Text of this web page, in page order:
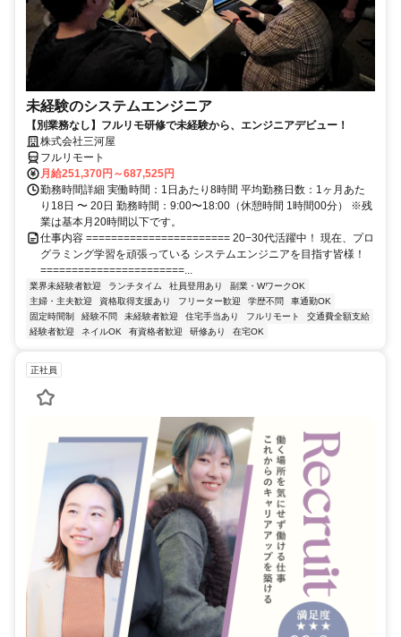
未経験のシステムエンジニア
【別業務なし】フルリモ研修で未経験から、エンジニアデビュー！
株式会社三河屋
フルリモート
月給251,370円～687,525円
勤務時間詳細 実働時間：1日あたり8時間 平均勤務日数：1ヶ月あた
り18日 〜 20日 勤務時間：9:00〜18:00（休憩時間 1時間00分） ※残
業は基本月20時間以下です。
仕事内容 ======================= 20−30代活躍中！ 現在、プロ
グラミング学習を頑張っている システムエンジニアを目指す皆様！
=======================...
業界未経験者歓迎 ランチタイム 社員登用あり
副業・WワークOK
主婦・主夫歓迎
資格取得支援あり フリーター歓迎 学歴不問
車通勤OK
固定時間制
経験不問 未経験者歓迎 住宅手当あり フルリモート
交通費全額支給
経験者歓迎
ネイルOK 有資格者歓迎 研修あり 在宅OK
正社員